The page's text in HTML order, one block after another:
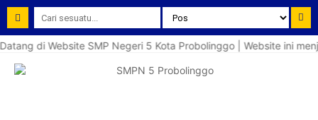
di Website SMP Negeri 5 Kota Probolinggo | Website ini